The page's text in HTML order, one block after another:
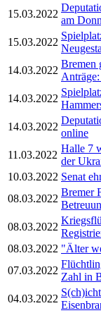
15.03.2022
am
15.03.2022
14.03.2022
Bremen
14.03.2022
14.03.2022
online
11.03.2022
Halle 7
der
10.03.2022 Senat
08.03.2022
Bremer
08.03.2022
08.03.2022 "Älter
07.03.2022
Zahl in
04.03.2022